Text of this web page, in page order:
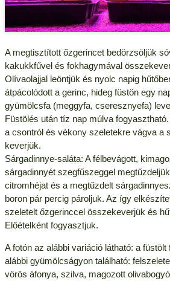
A megtisztított őzgerincet bedörzsöljük
kakukkfűvel és fokhagymával
Olívaolajjal leöntjük és nyolc napig
átpácolódott a gerinc, hideg füstön egy
gyümölcsfa (meggyfa, cseresznyefa)
Füstölés után tíz nap múlva
a csontról és vékony szeletekre vágva a
keverjük.
Sárgadinnye-saláta: A félbevágott,
sárgadinnyét szegfűszeggel
citromhéjat és a megtűzdelt
boron pár percig pároljuk. Az így
szeletelt őzgerinccel összekeverjük és
Előételként fogyasztjuk.
A fotón az alábbi variáció látható: a
alábbi gyümölcságyon található:
vörös áfonya, szilva, magozott